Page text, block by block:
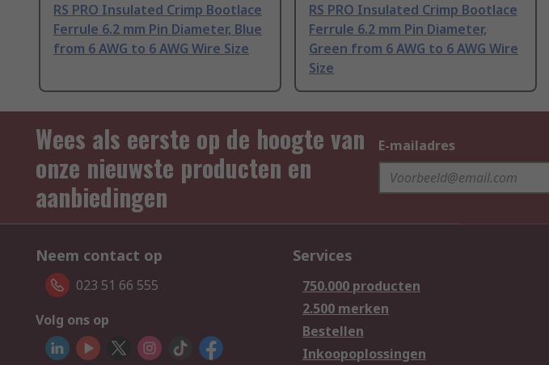
RS PRO Insulated Crimp Bootlace
Ferrule 6.2 mm Pin Diameter, Blue
from 6 AWG to 6 AWG Wire Size
RS PRO Insulated Crimp Bootlace
Ferrule 6.2 mm Pin Diameter,
Green from 6 AWG to 6 AWG Wire
Size
Wees als eerste op de hoogte van
onze nieuwste producten en
aanbiedingen
E-mailadres
Neem contact op
023 51 66 555
Volg ons op
Services
750.000 producten
2.500 merken
Bestellen
Inkoopoplossingen